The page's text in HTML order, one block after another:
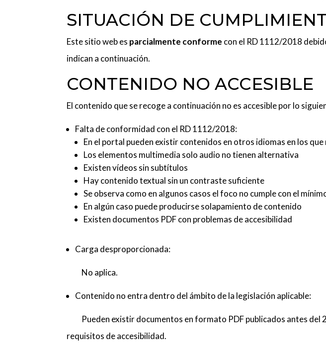
SITUACIÓN DE
Este sitio web es parcialmente conforme con el RD 1112/2018
indican a continuación.
CONTENIDO NO ACCESIBLE
El contenido que se recoge a continuación no es accesible por lo
Falta de conformidad con el RD 1112/2018:
En el portal pueden existir contenidos en otros idiomas en los
Los elementos multimedia solo audio no tienen alternativa
Existen vídeos sin subtítulos
Hay contenido textual sin un contraste suficiente
Se observa como en algunos casos el foco no cumple con el
En algún caso puede producirse solapamiento de contenido
Existen documentos PDF con problemas de accesibilidad
Carga desproporcionada:
No aplica.
Contenido no entra dentro del ámbito de la legislación aplicable:
Pueden existir documentos en formato PDF publicados antes del
requisitos de accesibilidad.